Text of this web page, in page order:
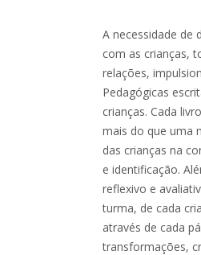
A necessidade de
com as crianças,
relações,
Pedagógicas
crianças. Cada
mais do que uma
das crianças na
e identificação.
reflexivo e
turma, de cada
através de cada
transformações,